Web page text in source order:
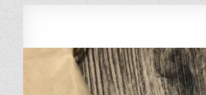
Skip
to
content